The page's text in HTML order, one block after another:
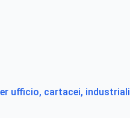
ufficio, cartacei, industriali